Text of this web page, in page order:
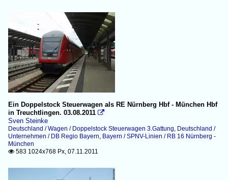
Ein Doppelstock Steuerwagen als RE Nürnberg Hbf - München Hbf
in Treuchtlingen. 03.08.2011 
Sven Steinke
Deutschland / Wagen / Doppelstock Steuerwagen 3.Gattung, Deutschland /
Unternehmen / DB Regio Bayern, Bayern / SPNV-Linien / RB 16 Nürnberg -
München
 583 1024x768 Px, 07.11.2011